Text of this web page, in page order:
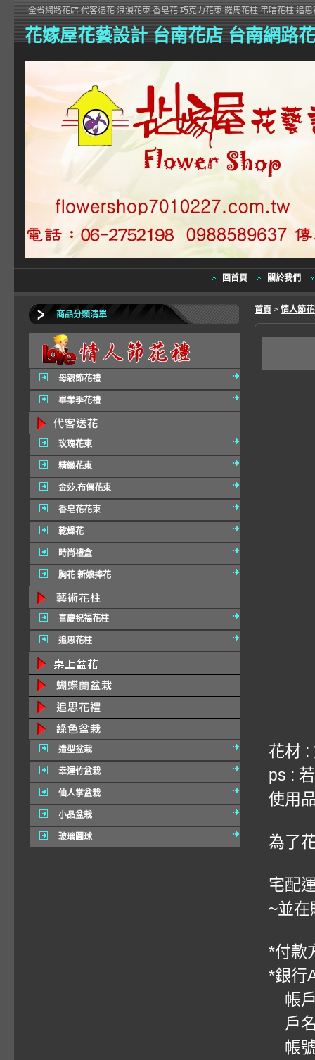
花嫁屋花藝設計 台南花店 台南網路
全省網路花店 代客送花 浪漫花束.香皂花.巧克力花束.羅馬花柱.弔唁花柱 追
回首頁 關於我們
商品分類清單
母親節花禮
畢業季花禮
玫瑰花束
精緻花束
金莎.布偶花束
香皂花花束
乾燥花
時尚禮盒
胸花 新娘捧花
喜慶祝福花柱
追思花柱
造型盆栽
幸運竹盆栽
仙人掌盆栽
小品盆栽
玻璃圓球
首頁 > 情人節
花材 :
ps :
使用
為了
宅配
~並在
*付款
*銀行
帳戶
戶
帳